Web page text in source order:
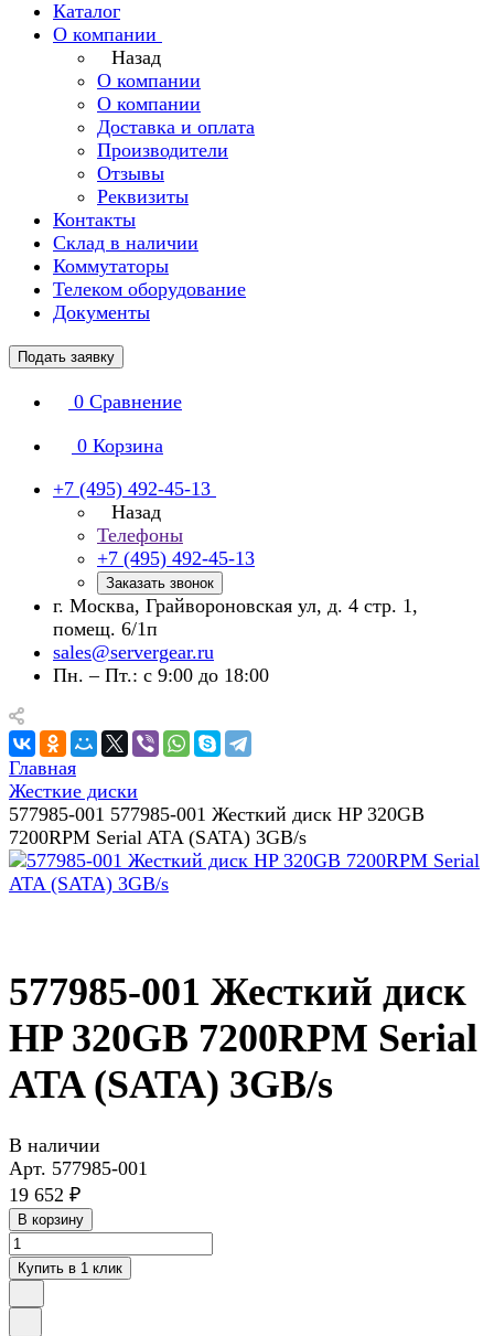
Каталог
О компании
Назад
О компании
О компании
Доставка и оплата
Производители
Отзывы
Реквизиты
Контакты
Склад в наличии
Коммутаторы
Телеком оборудование
Документы
Подать заявку
0 Сравнение
0 Корзина
+7 (495) 492-45-13
Назад
Телефоны
+7 (495) 492-45-13
Заказать звонок
г. Москва, Грайвороновская ул, д. 4 стр. 1,
помещ. 6/1п
sales@servergear.ru
Пн. – Пт.: с 9:00 до 18:00
Главная
Жесткие диски
577985-001 577985-001 Жесткий диск HP 320GB
7200RPM Serial ATA (SATA) 3GB/s
577985-001 Жесткий диск
HP 320GB 7200RPM Serial
ATA (SATA) 3GB/s
В наличии
Арт. 577985-001
19 652 ₽
В корзину
Купить в 1 клик